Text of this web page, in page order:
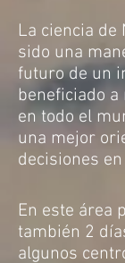
La ciencia de
sido una
futuro de un
beneficiado
en todo el
una mejor
decisiones
En este área
también 2
algunos